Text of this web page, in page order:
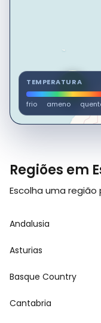
23°
3 cidades
TEMPERATURA
frio ameno
Regiões em
Escolha uma
Andalusia
Asturias
Basque Country
Cantabria